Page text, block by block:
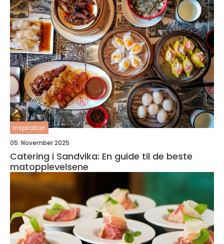
inspiration
05. November 2025
Catering i Sandvika: En guide til de beste
matopplevelsene